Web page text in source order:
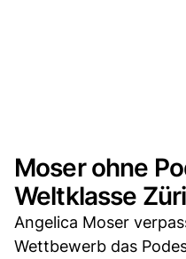
Moser ohne
Weltklasse
Angelica Moser
Wettbewerb das